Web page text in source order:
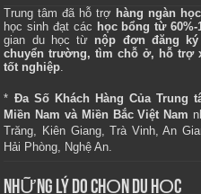
Trung tâm đã hỗ trợ hàng ngàn
học sinh đạt các học bổng từ 60%-
gian du học từ nộp đơn đăng
chuyển trường, tìm chỗ ở, hỗ trợ
tốt nghiệp.
* Đa Số Khách Hàng Của Trung
Miền Nam và Miền Bắc Việt Nam
Trăng, Kiên Giang, Trà Vinh, An
Hải Phòng, Nghệ An.
NHỮNG LÝ DO CHỌN DU HỌC